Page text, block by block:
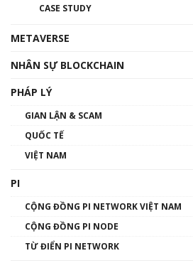
01:32:59
gió ấm
Talkshow 14:
01:29:26
CASE STUDY
METAVERSE
NHÂN SỰ BLOCKCHAIN
PHÁP LÝ
GIAN LẬN & SCAM
QUỐC TẾ
VIỆT NAM
PI
CỘNG ĐỒNG PI NETWORK VIỆT NAM
CỘNG ĐỒNG PI NODE
TỪ ĐIỂN PI NETWORK